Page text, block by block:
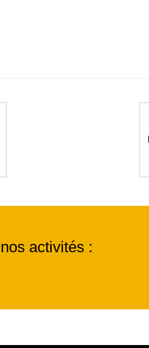
activités :